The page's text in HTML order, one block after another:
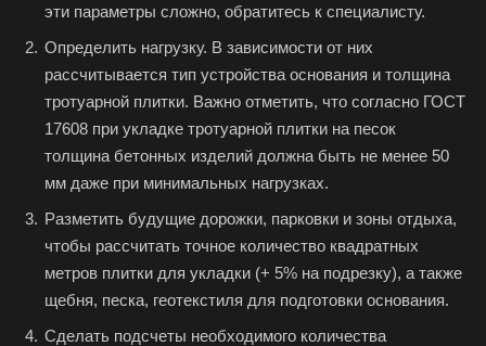
эти параметры сложно, обратитесь к специалисту.
Определить нагрузку. В зависимости от них
рассчитывается тип устройства основания и толщина
тротуарной плитки. Важно отметить, что согласно ГОСТ
17608 при укладке тротуарной плитки на песок
толщина бетонных изделий должна быть не менее 50
мм даже при минимальных нагрузках.
Разметить будущие дорожки, парковки и зоны отдыха,
чтобы рассчитать точное количество квадратных
метров плитки для укладки (+ 5% на подрезку), а также
щебня, песка, геотекстиля для подготовки основания.
Сделать подсчеты необходимого количества